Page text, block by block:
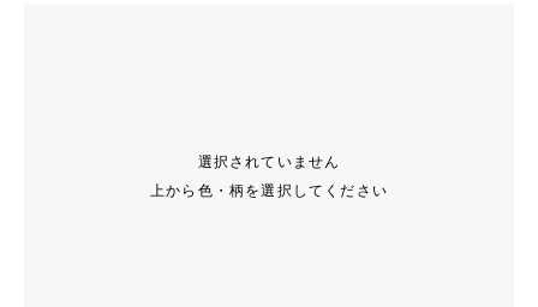
選択されていません
上から色・柄を選択してください